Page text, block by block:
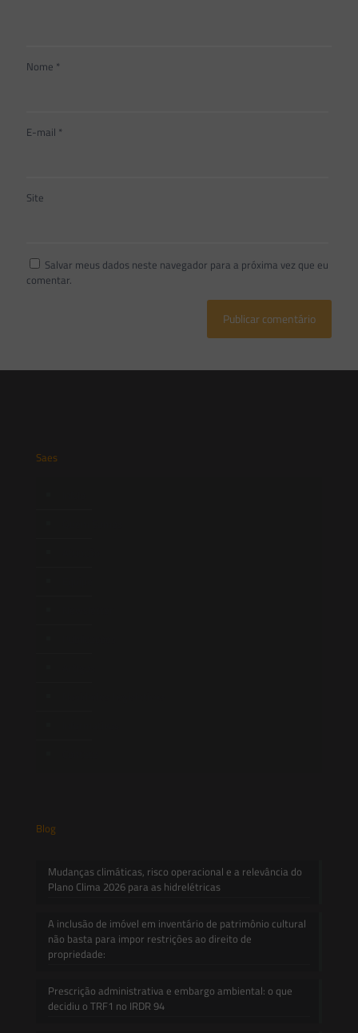
Nome *
E-mail *
Site
Salvar meus dados neste navegador para a próxima vez que eu
comentar.
Saes
Blog
Mudanças climáticas, risco operacional e a relevância do
Plano Clima 2026 para as hidrelétricas
A inclusão de imóvel em inventário de patrimônio cultural
não basta para impor restrições ao direito de
propriedade:
Prescrição administrativa e embargo ambiental: o que
decidiu o TRF1 no IRDR 94